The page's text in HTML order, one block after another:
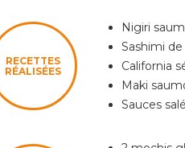
RECETTES
RÉALISÉES
Nigiri
Sashimi
California
Maki
Sauces